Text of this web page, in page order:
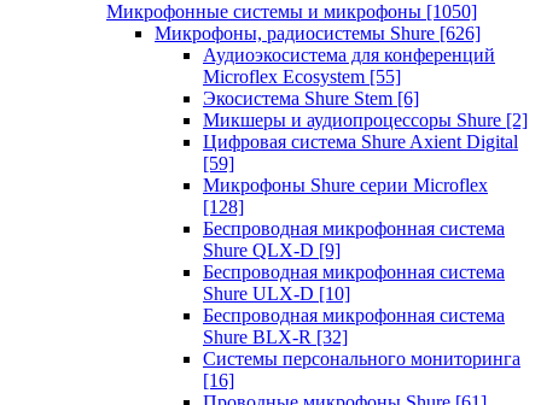
Микрофонные системы и микрофоны [1050]
Микрофоны, радиосистемы Shure [626]
Аудиоэкосистема для конференций
Microflex Ecosystem [55]
Экосистема Shure Stem [6]
Микшеры и аудиопроцессоры Shure [2]
Цифровая система Shure Axient Digital
[59]
Микрофоны Shure серии Microflex
[128]
Беспроводная микрофонная система
Shure QLX-D [9]
Беспроводная микрофонная система
Shure ULX-D [10]
Беспроводная микрофонная система
Shure BLX-R [32]
Системы персонального мониторинга
[16]